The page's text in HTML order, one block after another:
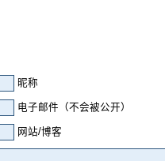
昵称
电子邮件（不会被公开）
网站/博客